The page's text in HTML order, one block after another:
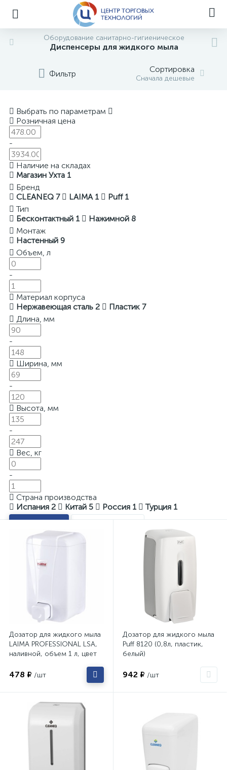
Оборудование санитарно-гигиеническое
Диспенсеры для жидкого мыла
Фильтр Сортировка
Сначала дешевые
Выбрать по параметрам
Розничная цена
-
Наличие на складах
Магазин Ухта 1
Бренд
CLEANEQ 7 LAIMA 1 Puff 1
Тип
Бесконтактный 1 Нажимной 8
Монтаж
Настенный 9
Объем, л
-
Материал корпуса
Нержавеющая сталь 2 Пластик 7
Длина, мм
-
Ширина, мм
-
Высота, мм
-
Вес, кг
-
Страна производства
Испания 2 Китай 5 Россия 1 Турция 1
Дозатор для жидкого мыла
LAIMA PROFESSIONAL LSA,
наливной, объем 1 л, цвет
478 ₽ /шт
Дозатор для жидкого мыла
Puff 8120 (0,8л, пластик,
белый)
942 ₽ /шт